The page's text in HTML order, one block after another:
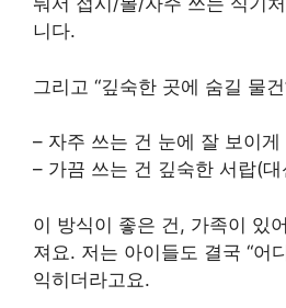
니다.
그리고 “깊숙한 곳에 숨길 물
– 자주 쓰는 건 눈에 잘 보이게
– 가끔 쓰는 건 깊숙한 서랍(
이 방식이 좋은 건, 가족이 있
져요. 저는 아이들도 결국 “어
익히더라고요.